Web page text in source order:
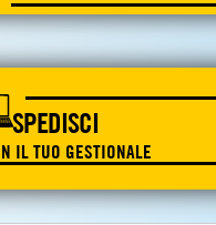
SPEDISCI
IL TUO GESTIONALE